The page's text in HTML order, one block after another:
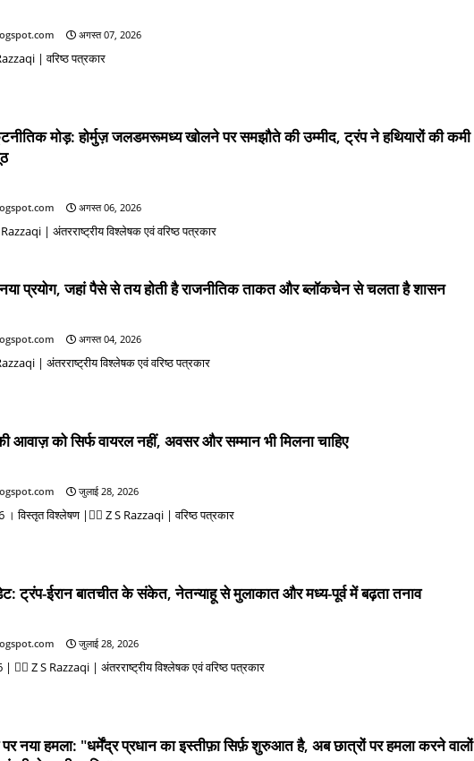
अगस्त 07, 2026
| वरिष्ठ पत्रकार
मोड़: होर्मुज़ जलडमरूमध्य खोलने पर समझौते की उम्मीद, ट्रंप ने हथियारों की कमी
अगस्त 06, 2026
| अंतरराष्ट्रीय विश्लेषक एवं वरिष्ठ पत्रकार
प्रयोग, जहां पैसे से तय होती है राजनीतिक ताकत और ब्लॉकचेन से चलता है शासन
अगस्त 04, 2026
| अंतरराष्ट्रीय विश्लेषक एवं वरिष्ठ पत्रकार
को सिर्फ वायरल नहीं, अवसर और सम्मान भी मिलना चाहिए
जुलाई 28, 2026
विस्तृत विश्लेषण |✍🏻 Z S Razzaqi | वरिष्ठ पत्रकार
ट्रंप-ईरान बातचीत के संकेत, नेतन्याहू से मुलाकात और मध्य-पूर्व में बढ़ता तनाव
जुलाई 28, 2026
✍🏻 Z S Razzaqi | अंतरराष्ट्रीय विश्लेषक एवं वरिष्ठ पत्रकार
पर नया हमला: "धर्मेंद्र प्रधान का इस्तीफ़ा सिर्फ़ शुरुआत है, अब छात्रों पर हमला करने वालों